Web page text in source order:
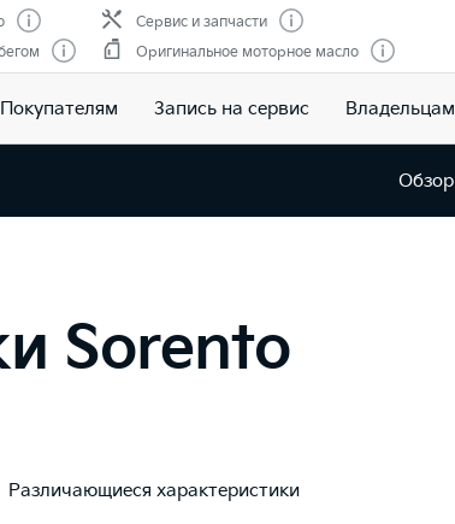
Сервис и запчасти
Оригинальное моторное масло
Покупателям Запись на сервис Владельцам
Обзор
Sorento
Различающиеся характеристики